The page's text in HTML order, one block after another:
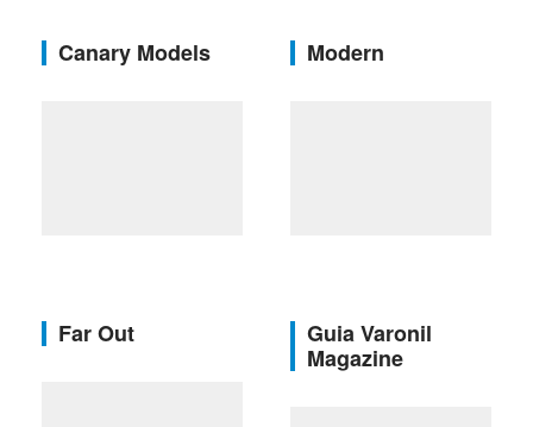
Canary Models
Far Out
Modern
Guia Varonil
Magazine